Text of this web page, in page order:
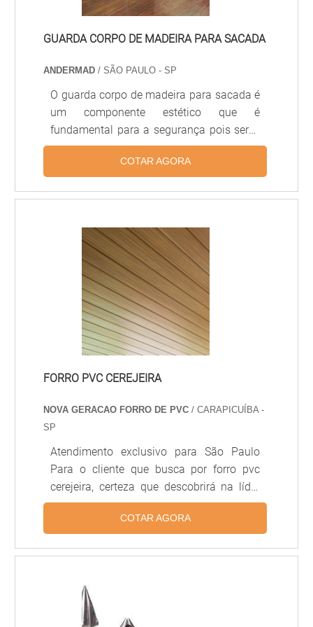
GUARDA CORPO DE MADEIRA PARA SACADA
ANDERMAD / SÃO PAULO - SP
O guarda corpo de madeira para sacada é
um componente estético que é
fundamental para a segurança pois serve
para garantir a proteção das pessoas no
ambiente. Além disso, o guarda corpo
um item decorativo, por isso combina com
harmoniosa. Características do guarda
corpo de madeira para sacada A madeira
permite várias técnicas de pinturas e pode
se adequar a diversos estilos de
decorações e projetos. Além disso, oferece
COTAR AGORA
FORRO PVC CEREJEIRA
NOVA GERACAO FORRO DE PVC / CARAPICUÍBA -
SP
Atendimento exclusivo para São Paulo
Para o cliente que busca por forro pvc
cerejeira, certeza que descobrirá na líder
do segmento Nova Geração forros PVC.
Recebendo uma cotação na melhor
líder em qualidade. DETALHES SOBRE
procurar por forro de pvc cerejeira em uma
empresa comprometida com seus
COTAR AGORA